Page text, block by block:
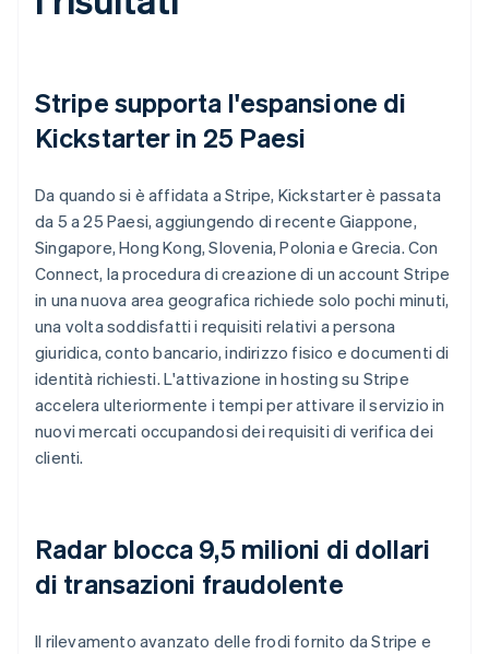
Stripe supporta l'espansione di
Kickstarter in 25 Paesi
Da quando si è affidata a Stripe, Kickstarter è passata
da 5 a 25 Paesi, aggiungendo di recente Giappone,
Singapore, Hong Kong, Slovenia, Polonia e Grecia. Con
Connect, la procedura di creazione di un account Stripe
in una nuova area geografica richiede solo pochi minuti,
una volta soddisfatti i requisiti relativi a persona
giuridica, conto bancario, indirizzo fisico e documenti di
identità richiesti. L'attivazione in hosting su Stripe
accelera ulteriormente i tempi per attivare il servizio in
nuovi mercati occupandosi dei requisiti di verifica dei
clienti.
Radar blocca 9,5 milioni di dollari
di transazioni fraudolente
Il rilevamento avanzato delle frodi fornito da Stripe e